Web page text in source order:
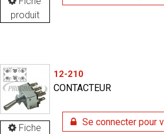
produit
Fiche
12-210
CONTACTEUR
Se connecter pour